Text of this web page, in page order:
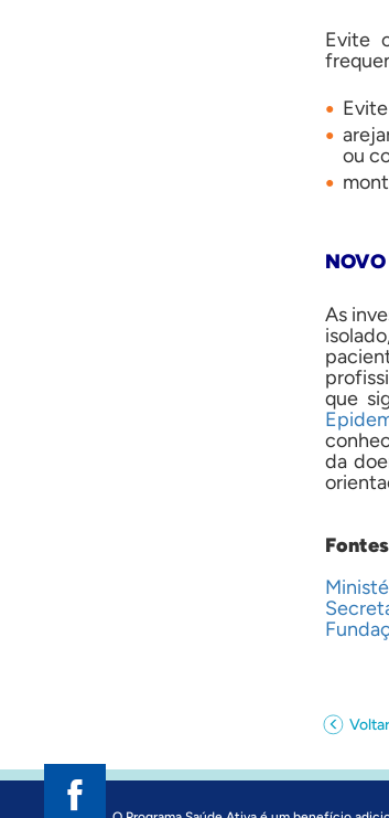
Evite
ou
NOVO
As
que
da
Fontes
Voltar